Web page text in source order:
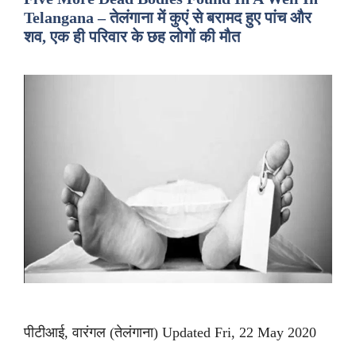
Telangana – तेलंगाना में कुएं से बरामद हुए पांच और
शव, एक ही परिवार के छह लोगों की मौत
पीटीआई, वारंगल (तेलंगाना) Updated Fri, 22 May 2020